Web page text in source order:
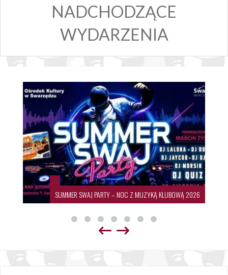
NADCHODZĄCE
WYDARZENIA
KLUBOWĄ 2026 19. Międzynarodowy Festiwal Sztuki